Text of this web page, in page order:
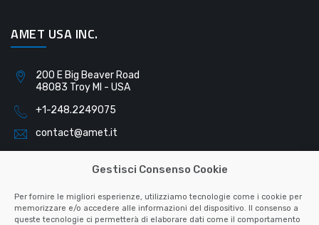
Gestisci Consenso Cookie
Per fornire le migliori esperienze, utilizziamo tecnologie come i cookie per
memorizzare e/o accedere alle informazioni del dispositivo. Il consenso a
queste tecnologie ci permetterà di elaborare dati come il comportamento
AMET USA INC.
200 E Big Beaver Road
48083 Troy MI - USA
+1-248.2249075
contact@amet.it